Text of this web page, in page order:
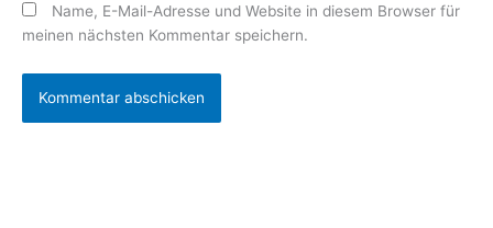
Name, E-Mail-Adresse und Website in diesem Browser für
meinen nächsten Kommentar speichern.